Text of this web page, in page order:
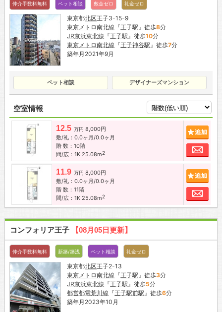
仲介手数料無料 ペット相談 敷金ゼロ 礼金ゼロ
東京都北区王子3-15-9
東京メトロ南北線 『王子駅』徒歩8分
JR京浜東北線 『王子駅』徒歩10分
東京メトロ南北線 『王子神谷駅』徒歩7分
築年月2021年9月
ペット相談 デザイナーズマンション
空室情報
12.5 万円 8,000円
敷/礼：0.0ヶ月/0.0ヶ月
階 数：10階
間/広：1K 25.08m2
お
11.9 万円 8,000円
敷/礼：0.0ヶ月/0.0ヶ月
階 数：11階
間/広：1K 25.08m2
お
コンフォリア王子 【08月05日更新】
仲介手数料無料 新築/築浅 ペット相談 礼金ゼロ
東京都北区王子2-13
東京メトロ南北線 『王子駅』徒歩3分
JR京浜東北線 『王子駅』徒歩5分
都営都電荒川線 『王子駅前駅』徒歩6分
築年月2023年10月